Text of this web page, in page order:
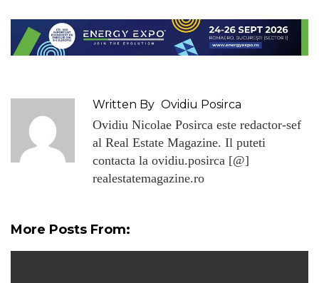
Written By Ovidiu Posirca
Ovidiu Nicolae Posirca este redactor-sef
al Real Estate Magazine. Il puteti
contacta la ovidiu.posirca [@]
realestatemagazine.ro
More Posts From: